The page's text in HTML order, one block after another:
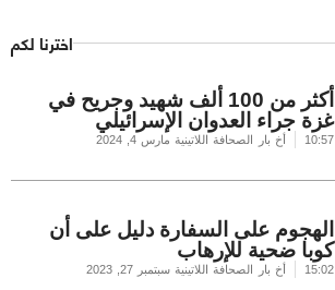
اخترنا لكم
أكثر من 100 ألف شهيد وجريح في
غزة جراء العدوان الإسرائيلي
10:57 أخ بار الصحافة اللاتينية مارس 4, 2024
الهجوم على السفارة دليل على أن
كوبا ضحية للإرهاب
15:02 أخ بار الصحافة اللاتينية سبتمبر 27, 2023